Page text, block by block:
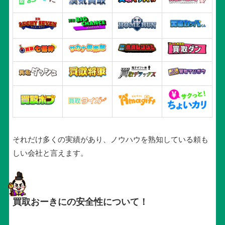
それだけ多くの実績があり、ノウハウを熟知している頼も
しい会社と言えます。
買取おーきにの安全性について！